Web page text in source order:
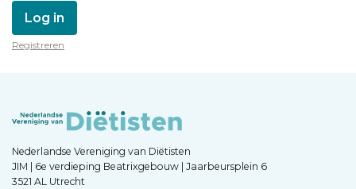
Log in
Registreren
Nederlandse Vereniging van Diëtisten
JIM | 6e verdieping Beatrixgebouw | Jaarbeursplein 6
3521 AL Utrecht